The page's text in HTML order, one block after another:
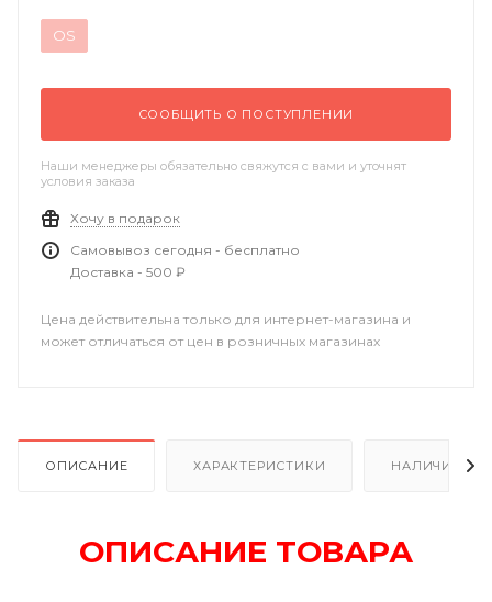
OS
СООБЩИТЬ О ПОСТУПЛЕНИИ
Наши менеджеры обязательно свяжутся с вами и уточнят
условия заказа
Хочу в подарок
Самовывоз сегодня - бесплатно
Доставка - 500 ₽
Цена действительна только для интернет-магазина и
может отличаться от цен в розничных магазинах
ОПИСАНИЕ ХАРАКТЕРИСТИКИ НАЛИЧИЕ В
ОПИСАНИЕ ТОВАРА